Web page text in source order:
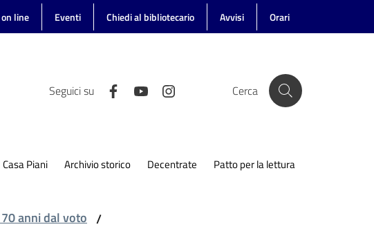
line Eventi Chiedi al bibliotecario Avvisi Orari
Seguici su Cerca
Casa Piani Archivio storico Decentrate Patto per la lettura
anni dal voto /